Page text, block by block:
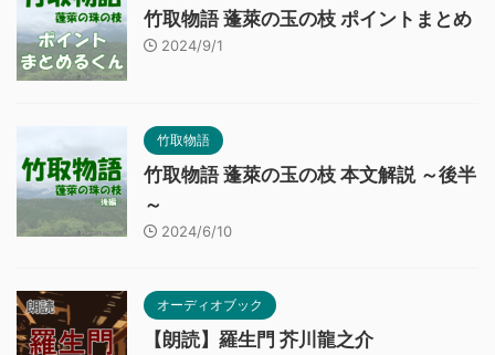
竹取物語 蓬萊の玉の枝 ポイントまとめ
2024/9/1
竹取物語
竹取物語 蓬萊の玉の枝 本文解説 ～後半
～
2024/6/10
オーディオブック
【朗読】羅生門 芥川龍之介